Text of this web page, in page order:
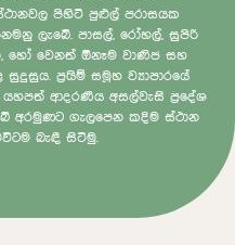
පිහිටි පුළුල් පරාසයක
ලැබේ. පාසල්, රෝහල්, සුපිරි
හෝ වෙනත් ඕනෑම වාණිජ සහ
ප්‍රයිම් සමූහ ව්‍යාපාරයේ
ආදරණීය අසල්වැසි ප්‍රදේශ
අරමුණට ගැලපෙන කදිම ස්ථාන
බැඳී සිටිමු.